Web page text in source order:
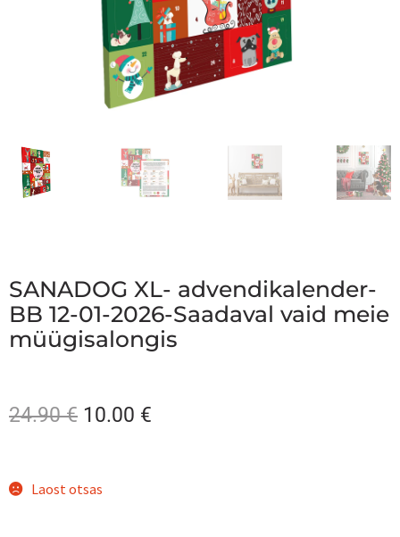
SANADOG XL- advendikalender-
BB 12-01-2026-Saadaval vaid meie
müügisalongis
24.90€ 10.00 €
Laost otsas